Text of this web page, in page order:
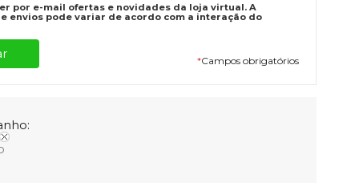
por e-mail ofertas e novidades da loja virtual. A
envios pode variar de acordo com a interação do
*Campos obrigatórios